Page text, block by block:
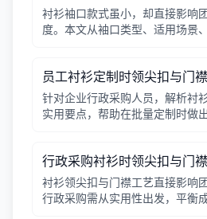
衬衫袖口款式虽小，却直接影响
度。本文从袖口类型、适用场景
员工衬衫定制时领尖扣与门
针对企业行政采购人员，解析衬
实用要点，帮助在批量定制时做
行政采购衬衫时领尖扣与门
衬衫领尖扣与门襟工艺直接影响
行政采购需从实用性出发，平衡